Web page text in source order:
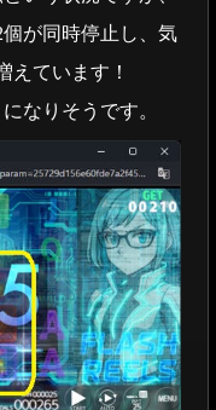
が同時停止し、気
えています！
なりそうです。